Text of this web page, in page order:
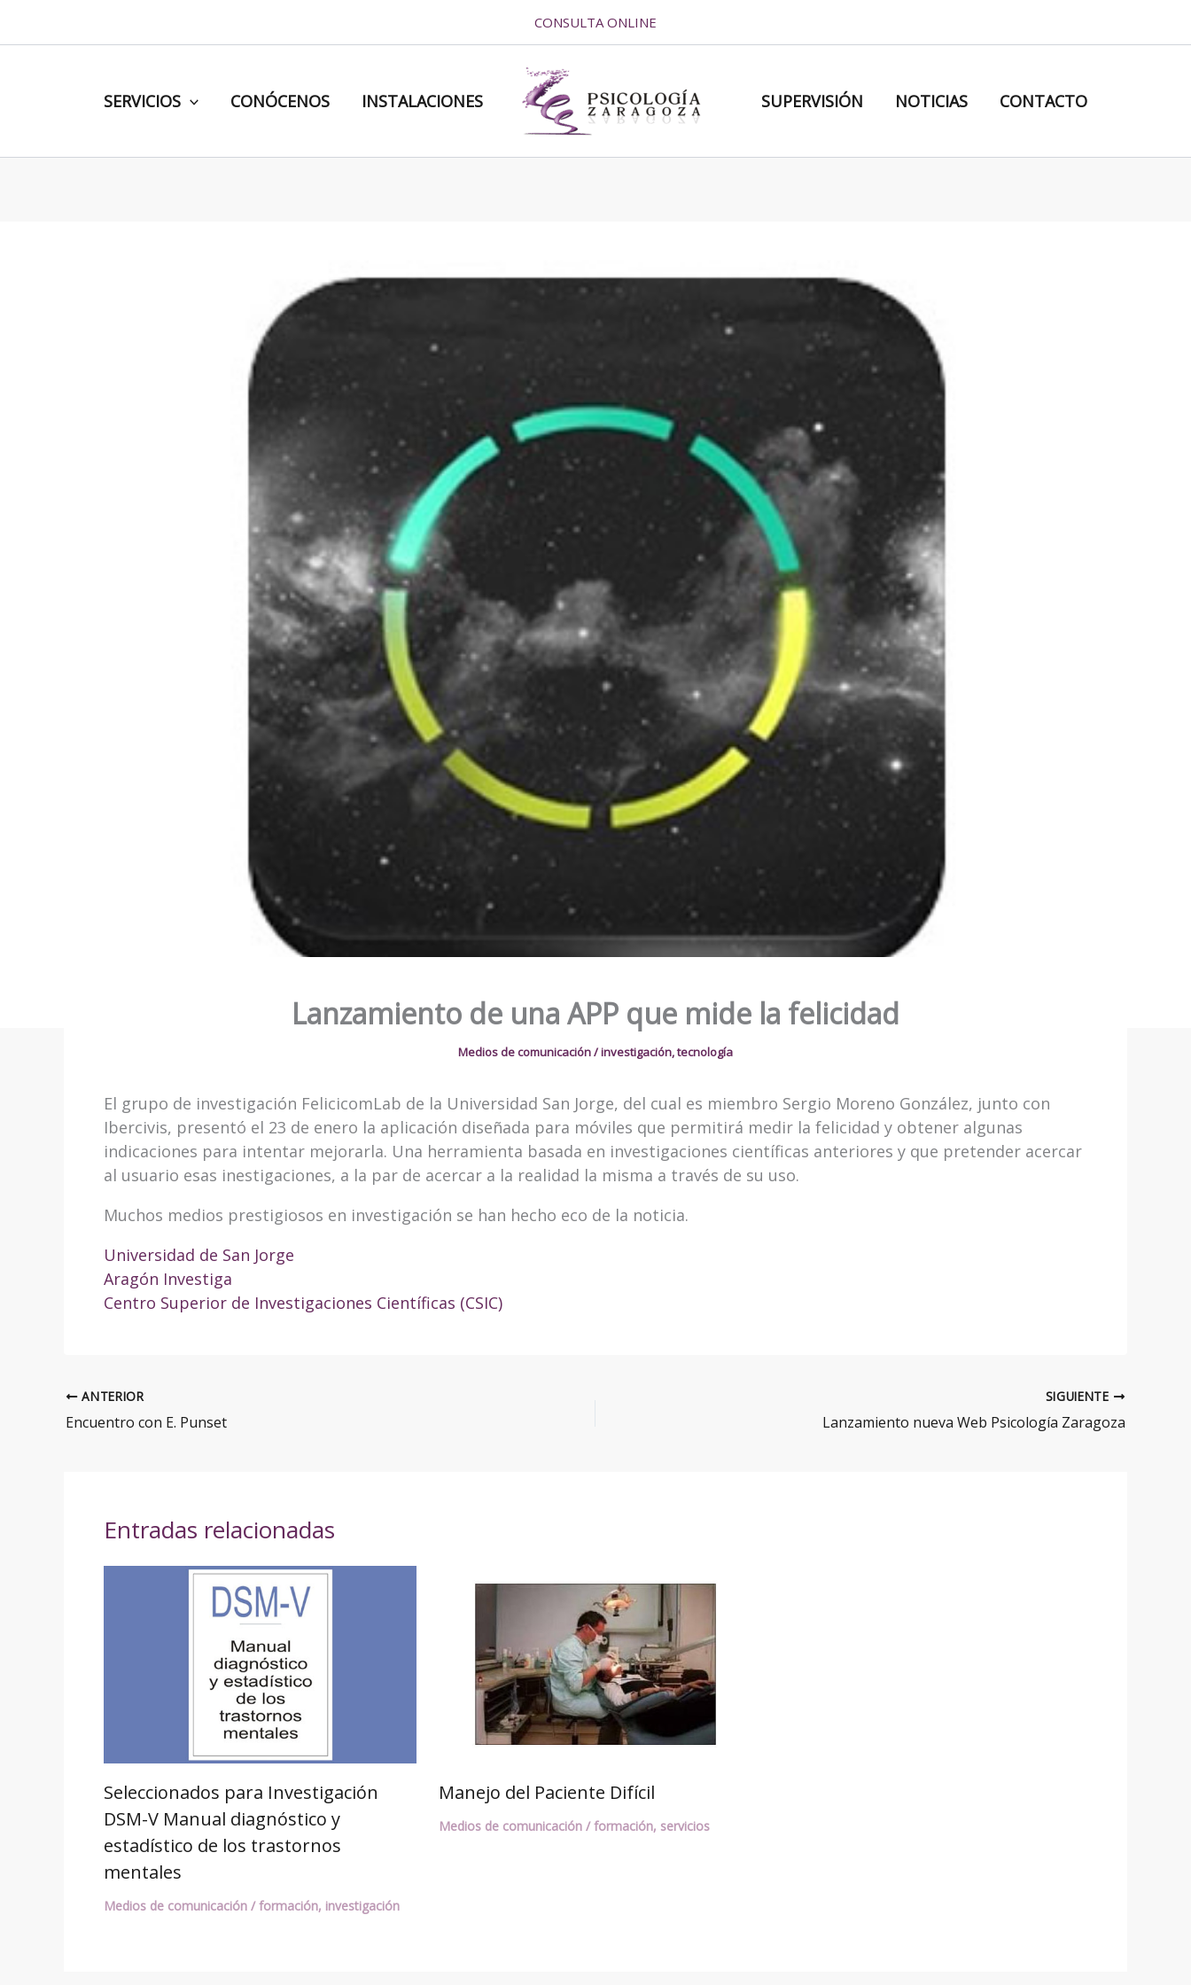
CONSULTA ONLINE
SERVICIOS CONÓCENOS INSTALACIONES SUPERVISIÓN NOTICIAS CONTACTO
Lanzamiento de una APP que mide la felicidad
Medios de comunicación/investigación,tecnología
El grupo de investigación FelicicomLab de la Universidad San Jorge, del cual es miembro Sergio Moreno González, junto con
Ibercivis, presentó el 23 de enero la aplicación diseñada para móviles que permitirá medir la felicidad y obtener algunas
indicaciones para intentar mejorarla. Una herramienta basada en investigaciones científicas anteriores y que pretender acercar
al usuario esas inestigaciones, a la par de acercar a la realidad la misma a través de su uso.
Muchos medios prestigiosos en investigación se han hecho eco de la noticia.
Universidad de San Jorge
Aragón Investiga
Centro Superior de Investigaciones Científicas (CSIC)
ANTERIOR
Encuentro con E. Punset
SIGUIENTE
Lanzamiento nueva Web Psicología Zaragoza
Entradas relacionadas
Seleccionados para Investigación
DSM-V Manual diagnóstico y
estadístico de los trastornos
mentales
Medios de comunicación /formación, investigación
Manejo del Paciente Difícil
Medios de comunicación /formación, servicios